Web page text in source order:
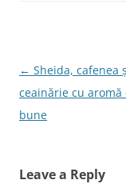
o
k
Post
navigation
← Sheida, cafenea
ceainărie cu aromă
bune
Leave a Reply